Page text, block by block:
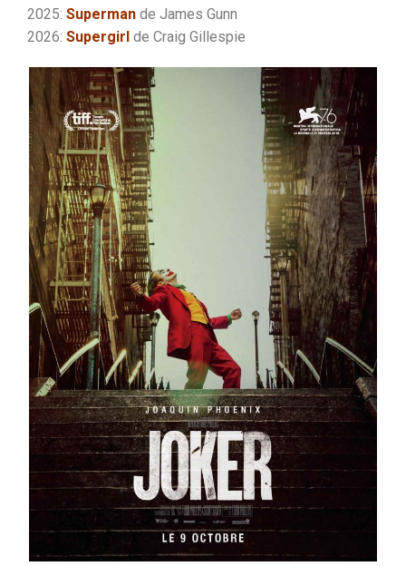
2025: Superman de James Gunn
2026: Supergirl de Craig Gillespie